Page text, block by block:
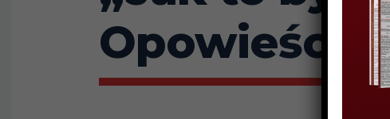
Opowieści